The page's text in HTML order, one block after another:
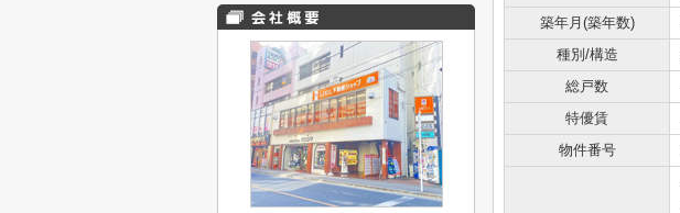
築年月(築年数)
種別/構造
総戸数
特優賃
物件番号